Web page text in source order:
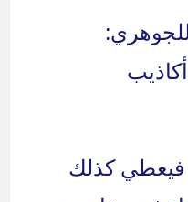
فيعطي كذلك